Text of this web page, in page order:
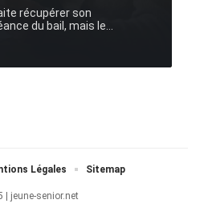
récupérer son
du bail, mais le
| jeune-senior.net
Légales Sitemap